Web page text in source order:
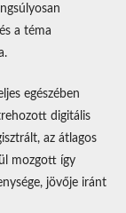
a téma
egészében
digitális
az átlagos
mozgott így
jövője iránt